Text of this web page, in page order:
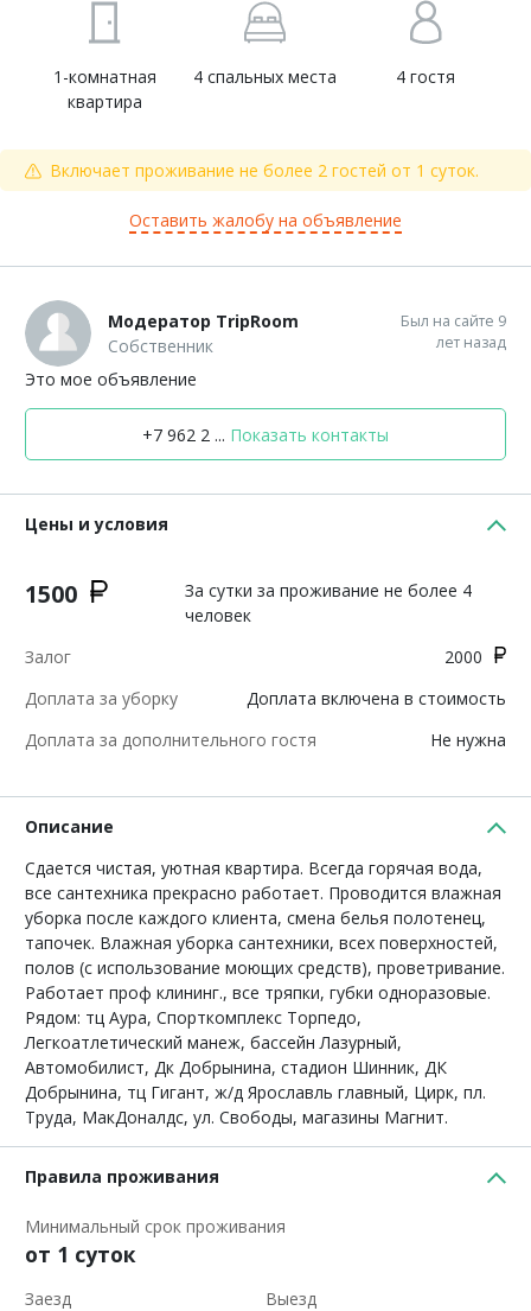
1-комнатная
квартира
4 спальных места 4 гостя
Включает проживание не более 2 гостей от 1 суток.
Оставить жалобу на объявление
Модератор TripRoom
Собственник
Был на сайте 9
лет назад
Это мое объявление
+7 962 2 ... Показать контакты
Цены и условия
1500
За сутки за проживание не более 4
человек
Залог
2000
Доплата за уборку
Доплата включена в стоимость
Доплата за дополнительного гостя
Не нужна
Описание
Сдается чистая, уютная квартира. Всегда горячая вода,
все сантехника прекрасно работает. Проводится влажная
уборка после каждого клиента, смена белья полотенец,
тапочек. Влажная уборка сантехники, всех поверхностей,
полов (с использование моющих средств), проветривание.
Работает проф клининг., все тряпки, губки одноразовые.
Рядом: тц Аура, Спорткомплекс Торпедо,
Легкоатлетический манеж, бассейн Лазурный,
Автомобилист, Дк Добрынина, стадион Шинник, ДК
Добрынина, тц Гигант, ж/д Ярославль главный, Цирк, пл.
Труда, МакДоналдс, ул. Свободы, магазины Магнит.
Правила проживания
Минимальный срок проживания
от 1 суток
Заезд Выезд